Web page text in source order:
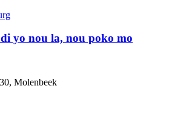
di yo nou la, nou poko mo
Molenbeek